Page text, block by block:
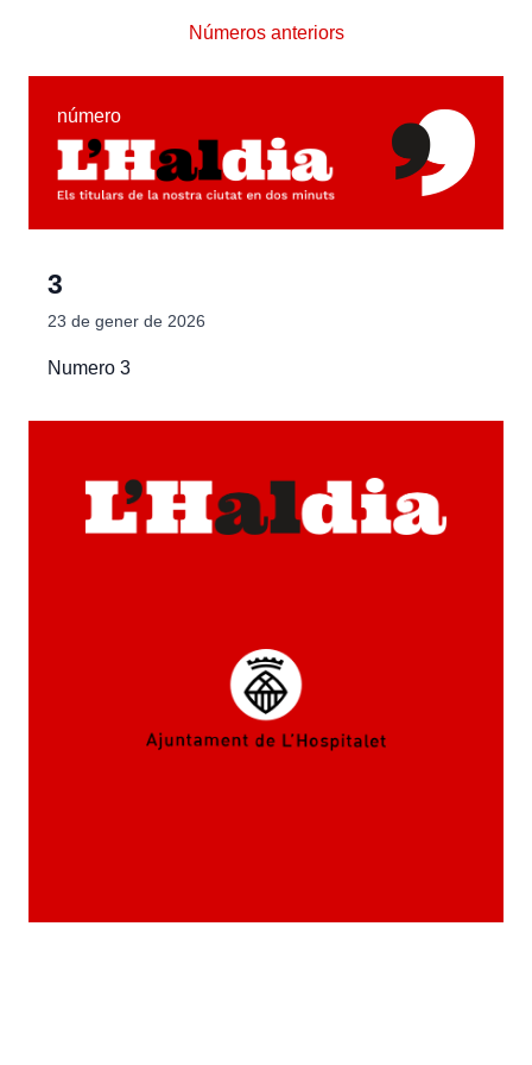
Números anteriors
número
3
23 de gener de 2026
Numero 3